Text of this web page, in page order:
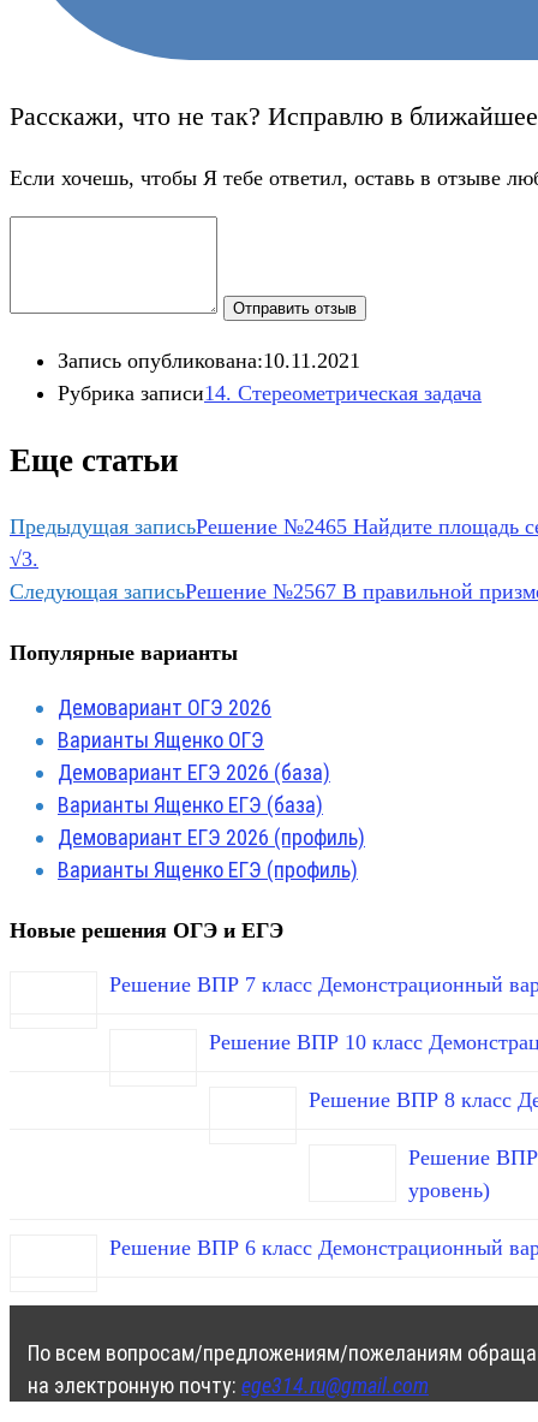
Расскажи, что не так? Исправлю в
Если хочешь, чтобы Я тебе ответил, оставь в отзыве
Отправить отзыв
Запись опубликована:10.11.2021
Рубрика записи14. Стереометрическая задача
Еще статьи
Предыдущая записьРешение №2465 Найдите площадь
√3.
Следующая записьРешение №2567 В правильной
Популярные варианты
Демовариант ОГЭ 2026
Варианты Ященко ОГЭ
Демовариант ЕГЭ 2026 (база)
Варианты Ященко ЕГЭ (база)
Демовариант ЕГЭ 2026 (профиль)
Варианты Ященко ЕГЭ (профиль)
Новые решения ОГЭ и ЕГЭ
Решение ВПР 7 класс Демонстрационный
Решение ВПР 10 класс
Решение ВПР 8 класс
Решение ВПР
уровень)
Решение ВПР 6 класс Демонстрационный
По всем вопросам/предложениям/пожеланиям
на электронную почту: ege314.ru@gmail.com